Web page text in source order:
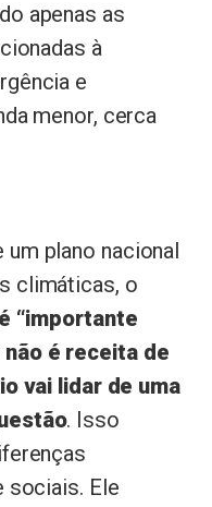
apenas as
à
e
menor, cerca
plano nacional
climáticas, o
é “importante
é receita de
vai lidar de uma
. Isso
sociais. Ele